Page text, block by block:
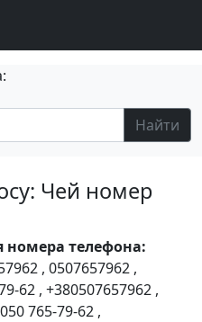
Найти
Чей номер
телефона:
, 0507657962 ,
62 , +380507657962 ,
765-79-62 ,